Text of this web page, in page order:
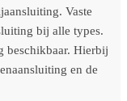
Vaste
bij alle types.
beschikbaar. Hierbij
en de